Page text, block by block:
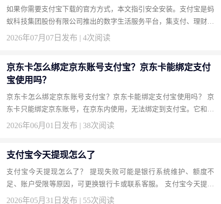
如果你需要支付宝下载的官方方式，本文指引安全安装。支付宝是蚂
蚁科技集团股份有限公司推出的数字生活服务平台，集支付、理财、
保险和城市服务于一体。按此获取正版，开启安全便捷的数字生活...
2026年07月07日发布 | 4次阅读
京东卡怎么绑定京东账号支付宝？京东卡能绑定支付
宝使用吗？
京东卡怎么绑定京东账号支付宝？京东卡能绑定支付宝使用吗？ 京
东卡只能绑定京东账号，在京东内使用，无法绑定到支付宝。它和支
付宝是两个独立系统。要消费京东卡，必须通过京东App支付时选
2026年06月01日发布 | 38次阅读
支付宝今天提现怎么了
支付宝今天提现怎么了？ 提现失败可能是银行系统维护、额度不
足、账户受限等原因，可更换银行卡或联系客服。 支付宝今天提现
怎么了？ 先检查你的支付宝账户是否正常，有无限制提醒。查看银
2026年05月31日发布 | 55次阅读